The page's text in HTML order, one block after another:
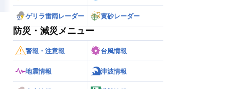
ゲリラ雷雨レーダー 黄砂レーダー
防災・減災メニュー
警報・注意報 台風情報
地震情報 津波情報